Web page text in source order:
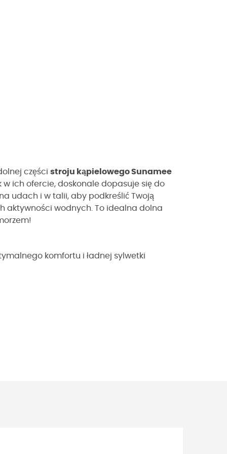
części stroju kąpielowego Sunamee
w ich ofercie, doskonale dopasuje się do
udach i w talii, aby podkreślić Twoją
aktywności wodnych. To idealna dolna
komfortu i ładnej sylwetki